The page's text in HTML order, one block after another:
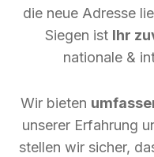
die neue Adresse
Siegen ist Ihr
nationale &
Wir bieten
unserer Erfahrung
stellen wir sicher,